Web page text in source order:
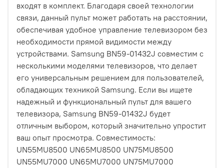
входят в комплект. Благодаря своей технологии
связи, данный пульт может работать на расстоянии,
обеспечивая удобное управление телевизором без
необходимости прямой видимости между
устройствами. Samsung BN59-01432J совместим с
несколькими моделями телевизоров, что делает
его универсальным решением для пользователей,
обладающих техникой Samsung. Если вы ищете
надежный и функциональный пульт для вашего
телевизора, Samsung BN59-01432J будет
отличным выбором, который значительно упростит
ваш опыт просмотра. Совместимость:
UN55MU8500 UN65MU8500 UN75MU8500
UN55MU7000 UN65MU7000 UN75MU7000